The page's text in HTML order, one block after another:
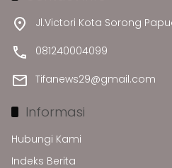
Jl.Victori Kota Sorong
081240004099
Tifanews29@gmail.com
Informasi
Hubungi Kami
Indeks Berita